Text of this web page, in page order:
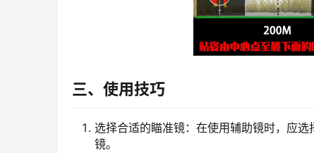
三、使用技巧
选择合适的瞄准镜：在使用辅助镜时，应
镜。